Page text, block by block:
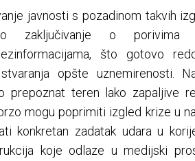
javnosti s pozadinom takvih
zaključivanje o porivima
što gotovo
opšte uznemirenosti.
prepoznat teren lako zapaljive
mogu poprimiti izgled krize u
konkretan zadatak udara u
koje odlaze u medijski